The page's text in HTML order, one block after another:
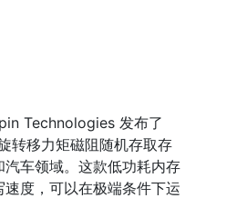
Technologies 发布了
转移力矩磁阻随机存取存
车领域。这款低功耗内存
度，可以在极端条件下运